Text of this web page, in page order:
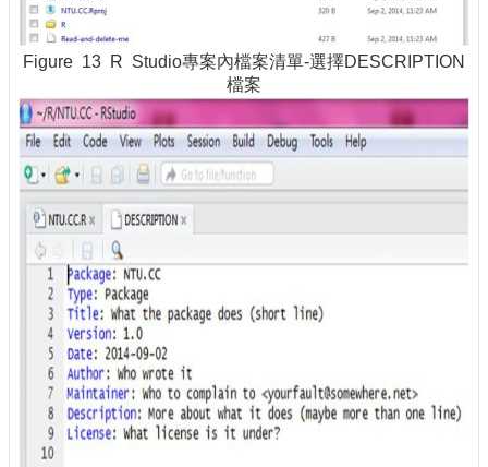
Figure 13 R Studio專案內檔案清單-選擇DESCRIPTION
檔案